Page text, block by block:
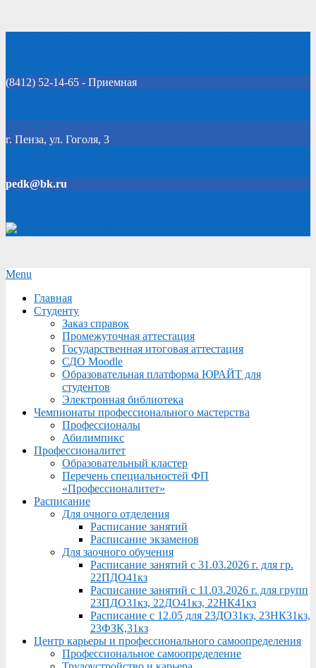
(8412) 52-14-65 - Приемная
Click Here
г. Пенза, ул. Гоголя, 3
pedk@bk.ru
Secondary
Menu
Menu
Главная
Студенту
Заказ справок
Промежуточная аттестация
Государственная итоговая аттестация
СДО Moodle
Образовательная платформа ЮРАЙТ для
студентов
Электронная библиотека
Чемпионаты профессионального мастерства
Профессионалы
Абилимпикс
Профессионалитет
Образовательный кластер
Перечень специальностей ФП
«Профессионалитет»
Расписание
Для очного отделения
Расписание занятий
Расписание экзаменов
Для заочного обучения
Расписание занятий с 31.03.2026 г. для гр.
22ПДО41кз
Расписание занятий с 11.03.2026 г. для групп
23ПДО31кз, 22ДО41кз, 22НК41кз
Расписание с 12.05 для 23ДО31кз, 23НК31кз,
23ФЗК,31кз
Центр карьеры и профессионального самоопределения
Профессиональное самоопределение